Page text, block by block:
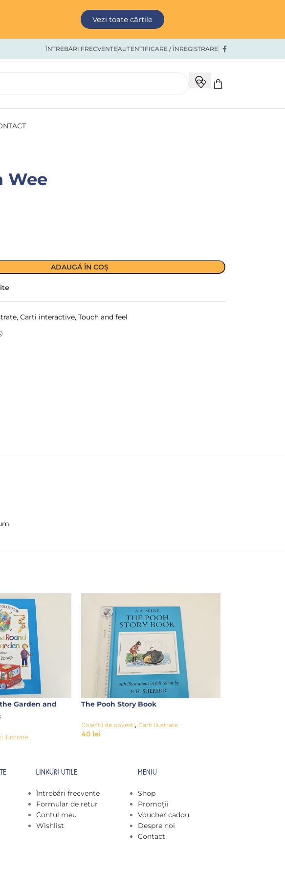
Vezi toate cărțile
ÎNTREBĂRI FRECVENTEAUTENTIFICARE / ÎNREGISTRARE
Wee
ADAUGĂ ÎN COȘ
, Carti interactive, Touch and feel
Garden and
ilustrate
The Pooh Story Book
Colectii de povesti, Carti ilustrate
40 lei
LINKURI UTILE
Întrebări frecvente
Formular de retur
Contul meu
Wishlist
MENIU
Shop
Promoții
Voucher cadou
Despre noi
Contact